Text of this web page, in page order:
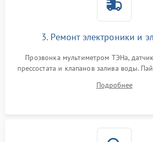
3. Ремонт электроники и
Прозвонка мультиметром ТЭНа,
прессостата и клапанов залива воды.
Восстановление целостности
Подробнее